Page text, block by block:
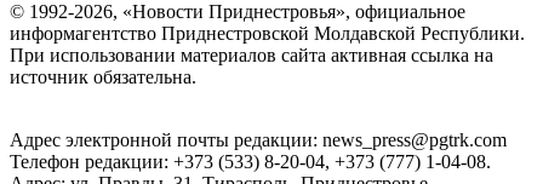
© 1992-2026, «Новости Приднестровья», официальное
информагентство Приднестровской Молдавской Республики.
При использовании материалов сайта активная ссылка на
источник обязательна.
Адрес электронной почты редакции: news_press@pgtrk.com
Телефон редакции: +373 (533) 8-20-04, +373 (777) 1-04-08.